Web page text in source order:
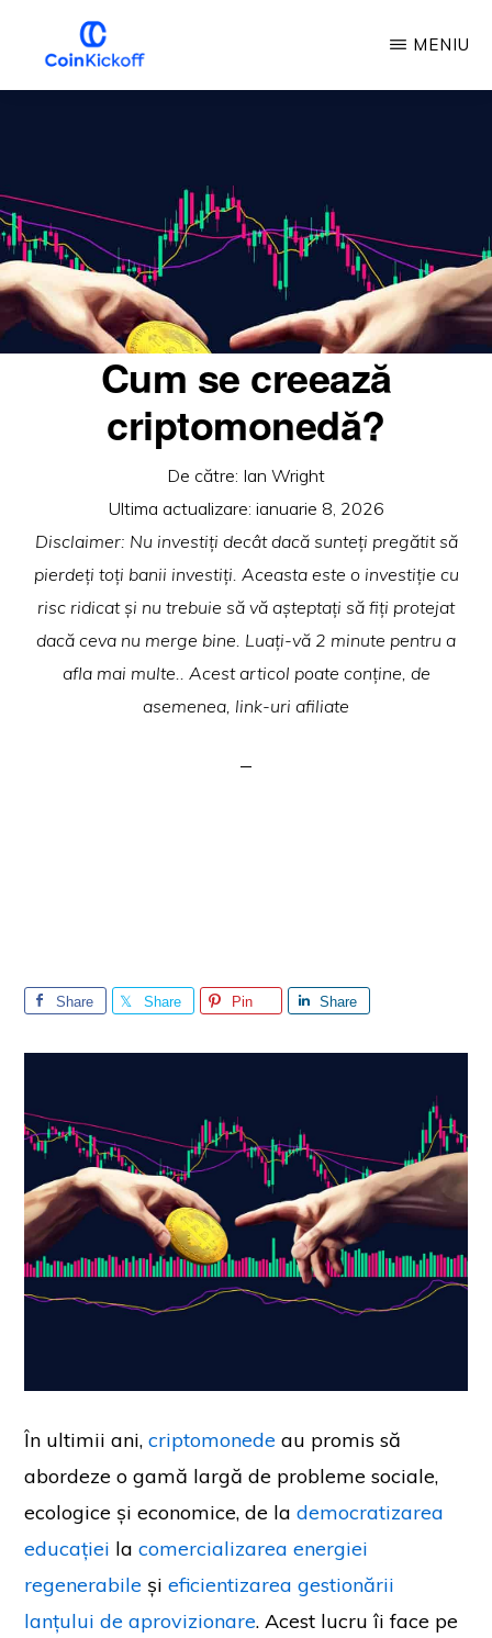
conținutul
LOVITURA
MENIU
Cum se creează
criptomonedă?
De către: Ian Wright
Ultima actualizare: ianuarie 8, 2026
Disclaimer: Nu investiți decât dacă sunteți pregătit să
pierdeți toți banii investiți. Aceasta este o investiție cu
risc ridicat și nu trebuie să vă așteptați să fiți protejat
dacă ceva nu merge bine. Luați-vă 2 minute pentru a
afla mai multe.. Acest articol poate conține, de
asemenea, link-uri afiliate
Share Share Pin Share
În ultimii ani,criptomonede au promis să
abordeze o gamă largă de probleme sociale,
ecologice și economice, de lademocratizarea
educației lacomercializarea energiei
regenerabile șieficientizarea gestionării
lanțului de aprovizionare. Acest lucru îi face pe